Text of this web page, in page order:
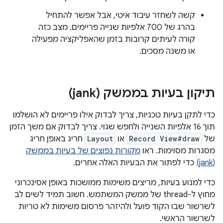
קשה לשחזר עיבוד איטי, אבל אפשר להתחיל
בהרג של 700 אלפיות שנייה פריימים. מצב כזה
קורה לעיתים קרובות בזמן שהאפליקציה מפעילה
או משנה מסכים.
תיקון בעיות בממשק (jank)
כדי לתקן בעיות טכניות, צריך לבדוק אילו פריימים לא הושלמו
תוך 16 אלפיות השנייה ולחפש שגוי. צריך לבדוק אם משך הזמן
של Record View#draw או Layout חריג באופן חריג
מסגרות מסוימות. ראו מקורות נפוצים של בעיות בממשק
(jank)
כדי לפתור את הבעיות האלה אחרים.
כדי למנוע בעיות, מריצים משימות ממושכות באופן אסינכרוני
מחוץ ל-thread של ממשק המשתמש. חשוב תמיד לשים לב
לשרשור שבו הקוד פועל ולהיזהר פרסום משימות לא טריות
לשרשור הראשי.